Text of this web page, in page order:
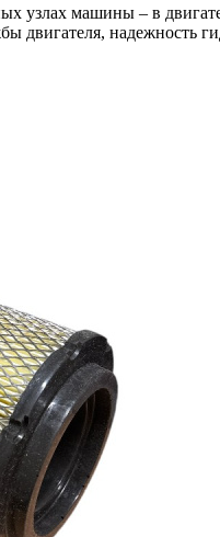
узлах машины – в
двигателя, надежность